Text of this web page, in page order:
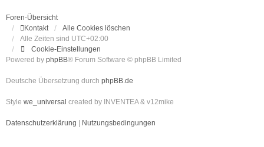
Foren-Übersicht
Kontakt
Alle Cookies löschen
Alle Zeiten sind UTC+02:00
Cookie-Einstellungen
Powered by phpBB® Forum Software © phpBB Limited
Deutsche Übersetzung durch phpBB.de
Style we_universal created by INVENTEA & v12mike
Datenschutzerklärung Nutzungsbedingungen